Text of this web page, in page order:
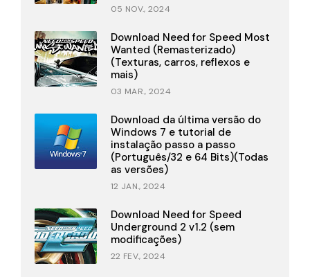
05 NOV., 2024
Download Need for Speed Most
Wanted (Remasterizado)
(Texturas, carros, reflexos e
mais)
03 MAR., 2024
Download da última versão do
Windows 7 e tutorial de
instalação passo a passo
(Português/32 e 64 Bits)(Todas
as versões)
12 JAN., 2024
Download Need for Speed
Underground 2 v1.2 (sem
modificações)
22 FEV., 2024